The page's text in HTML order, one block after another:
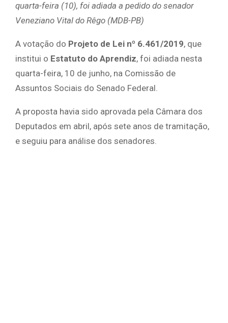
quarta-feira (10), foi adiada a pedido do senador
Veneziano Vital do Rêgo (MDB-PB)
A votação do Projeto de Lei nº 6.461/2019, que
institui o Estatuto do Aprendiz, foi adiada nesta
quarta-feira, 10 de junho, na Comissão de
Assuntos Sociais do Senado Federal.
A proposta havia sido aprovada pela Câmara dos
Deputados em abril, após sete anos de tramitação,
e seguiu para análise dos senadores.